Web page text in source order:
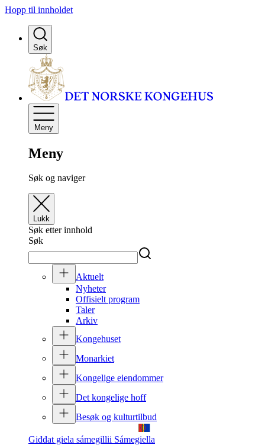
Hopp til innholdet
Søk
Meny
Meny
Søk og naviger
Lukk
Søk etter innhold
Søk
Aktuelt
Nyheter
Offisielt program
Taler
Arkiv
Kongehuset
Monarkiet
Kongelige eiendommer
Det kongelige hoff
Besøk og kulturtilbud
Giđđat giela sámegillii Sámegiella